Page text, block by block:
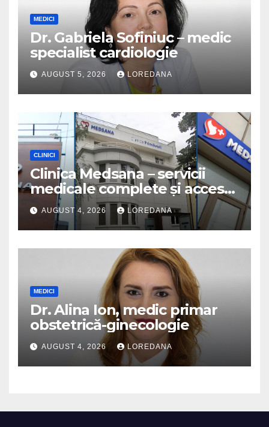
MEDICI
Dr. Gabriela Sofiniuc – medic
specialist cardiologie
AUGUST 5, 2026 LOREDANA
CLINICI
Clinica Medsana – servicii
medicale complete și acces
la specialiști cu experiență
AUGUST 4, 2026 LOREDANA
MEDICI
Dr. Alina Ion, medic primar
obstetrică-ginecologie
AUGUST 4, 2026 LOREDANA